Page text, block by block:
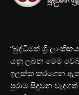
“බුද්ධිමත් ශ්‍රී
යනු ලබන මෙම
ඉලක්ක කරගෙන
පුරාම සිදුවන